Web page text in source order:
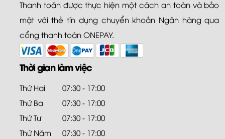
Thanh toán được thực hiện một cách an toàn và bảo
mật với thẻ tín dụng chuyển khoản Ngân hàng qua
cổng thanh toán ONEPAY.
Thời gian làm việc
Thứ Hai
07:30 - 17:00
Thứ Ba
07:30 - 17:00
Thứ Tư
07:30 - 17:00
Thứ Năm
07:30 - 17:00